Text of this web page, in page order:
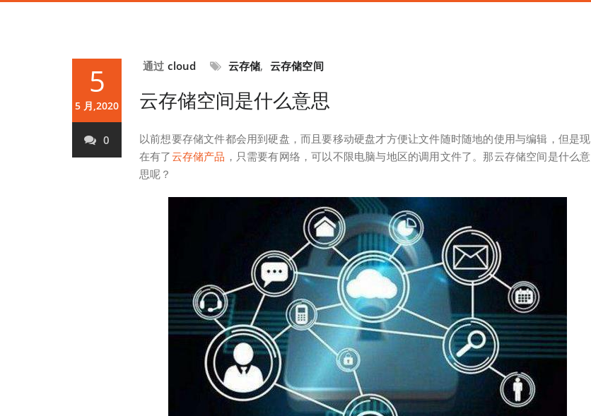
5
5 月,2020
0
通过 cloud 云存储, 云存储空间
云存储空间是什么意思
以前想要存储文件都会用到硬盘，而且要移动硬盘才方便让文件随时随地的使用与编辑，但是现
在有了云存储产品 ，只需要有网络，可以不限电脑与地区的调用文件了。那云存储空间是什么意
思呢？